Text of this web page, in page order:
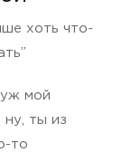
хоть что-
мой
ну, ты из
то